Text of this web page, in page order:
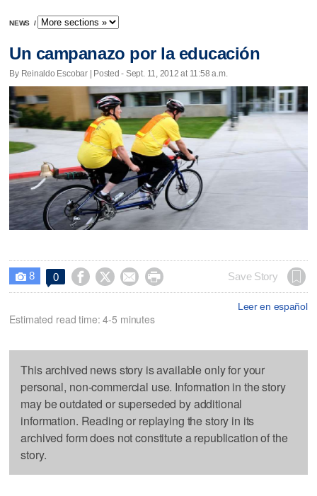
NEWS /
Un campanazo por la educación
By Reinaldo Escobar | Posted - Sept. 11, 2012 at 11:58 a.m.
 8 0     Save Story
Leer en español
Estimated read time: 4-5 minutes
This archived news story is available only for your
personal, non-commercial use. Information in the story
may be outdated or superseded by additional
information. Reading or replaying the story in its
archived form does not constitute a republication of the
story.